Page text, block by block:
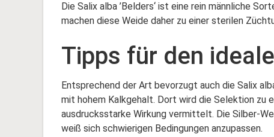
Die Salix alba ’Belders‘ ist eine rein männliche
machen diese Weide daher zu einer sterilen
Tipps für den
Entsprechend der Art bevorzugt auch die Salix
mit hohem Kalkgehalt. Dort wird die Selektion zu
ausdrucksstarke Wirkung vermittelt. Die Silber-
weiß sich schwierigen Bedingungen anzupassen.